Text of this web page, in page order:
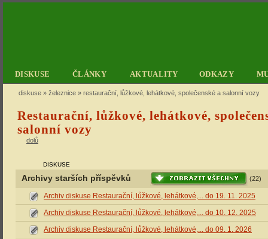
DISKUSE ČLÁNKY AKTUALITY ODKAZY
diskuse » železnice » restaurační, lůžkové, lehátkové, společenské a salonní vozy
Restaurační, lůžkové, lehátkové,
salonní vozy
dolů
DISKUSE
Archivy starších příspěvků (22)
Archiv diskuse Restaurační, lůžkové, lehátkové,... do 19. 11. 2025
Archiv diskuse Restaurační, lůžkové, lehátkové,... do 10. 12. 2025
Archiv diskuse Restaurační, lůžkové, lehátkové,... do 09. 1. 2026